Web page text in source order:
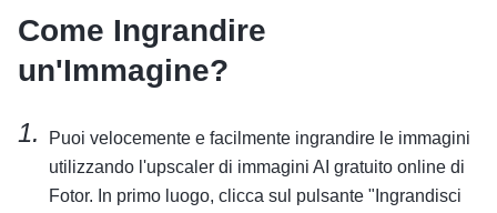
Come Ingrandire
un'Immagine?
Puoi velocemente e facilmente ingrandire le immagini
utilizzando l'upscaler di immagini AI gratuito online di
Fotor. In primo luogo, clicca sul pulsante "Ingrandisci